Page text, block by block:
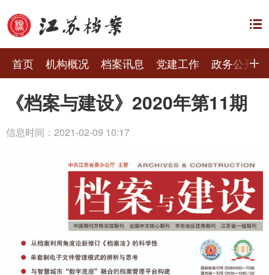
首页 机构概况 档案讯息 党建工作 政务公开
《档案与建设》2020年第11期
信息时间：2021-02-09 10:17